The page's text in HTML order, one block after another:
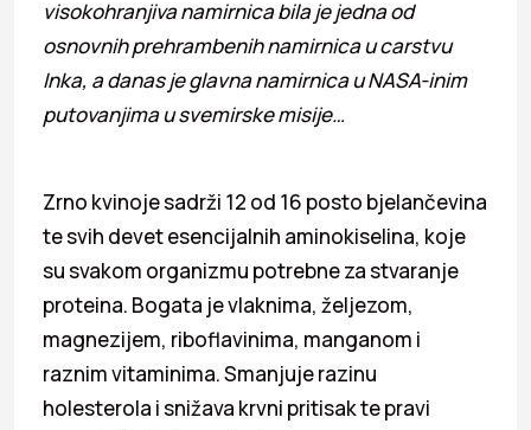
visokohranjiva namirnica bila je jedna od
osnovnih prehrambenih namirnica u carstvu
Inka, a danas je glavna namirnica u NASA-inim
putovanjima u svemirske misije…
Zrno kvinoje sadrži 12 od 16 posto bjelančevina
te svih devet esencijalnih aminokiselina, koje
su svakom organizmu potrebne za stvaranje
proteina. Bogata je vlaknima, željezom,
magnezijem, riboflavinima, manganom i
raznim vitaminima. Smanjuje razinu
holesterola i snižava krvni pritisak te pravi